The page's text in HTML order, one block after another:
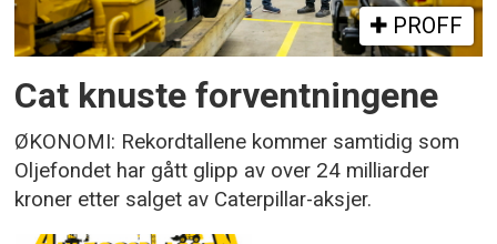
PROFF
Cat knuste forventningene
ØKONOMI: Rekordtallene kommer samtidig som
Oljefondet har gått glipp av over 24 milliarder
kroner etter salget av Caterpillar-aksjer.